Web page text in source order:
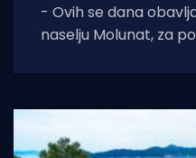
- Ovih se dana
naselju Molunat, za
dubrovačke udruge.